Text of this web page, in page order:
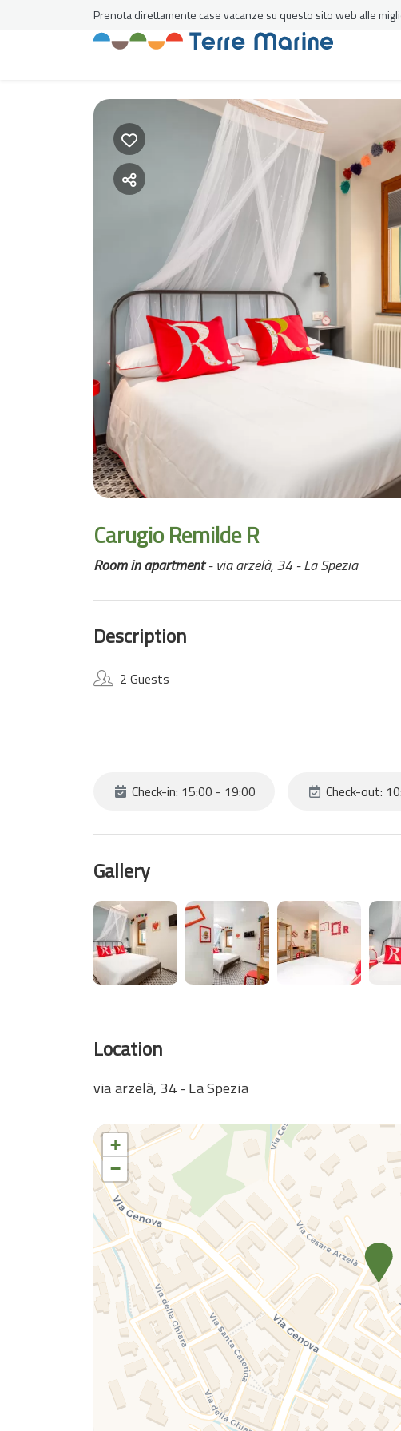
Carugio Remilde R
Room in apartment- via arzelà, 34 - La Spezia
Description
2 Guests
Check-in: 15:00 - 19:00 Check-out:
Gallery
Location
via arzelà, 34 - La Spezia
+
−
Prenota direttamente case vacanze su questo sito web alle